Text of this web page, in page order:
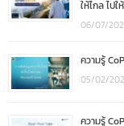
ให้ไกล ไปใ
06/07/
ความรู้
05/02/
ความรู้